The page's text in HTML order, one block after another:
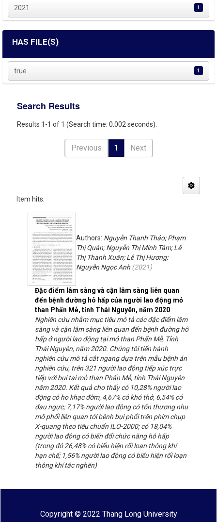
2021 1
HAS FILE(S)
true 1
Search Results
Results 1-1 of 1 (Search time: 0.002 seconds).
Previous 1 Next
Item hits:
Đặc điểm lâm sàng và cận lâm sàng liên quan
đến bệnh đường hô hấp của người lao động mỏ
than Phấn Mễ, tỉnh Thái Nguyên, năm 2020
Authors: Nguyễn Thanh Thảo; Phạm
Thị Quân; Nguyễn Thị Minh Tâm; Lê
Thị Thanh Xuân; Lê Thị Hương;
Nguyễn Ngọc Anh (2021)
Nghiên cứu nhằm mục tiêu mô tả các đặc điểm lâm
sàng và cận lâm sàng liên quan đến bệnh đường hô
hấp ở người lao động tại mỏ than Phấn Mễ, Tỉnh
Thái Nguyên, năm 2020. Chúng tôi tiến hành
nghiên cứu mô tả cắt ngang dựa trên mẫu bệnh án
nghiên cứu, trên 321 người lao động tiếp xúc trực
tiếp với bụi tại mỏ than Phấn Mễ, tỉnh Thái Nguyên
năm 2020. Kết quả cho thấy có 10,28% người lao
động có ho khạc đờm, 4,67% có khó thở, 6,54% có
đau ngực; 7,17% người lao động có tổn thương nhu
mô phổi liên quan tới bệnh bụi phổi trên phim chụp
X-quang theo tiêu chuẩn ILO-2000; có 18,04%
người lao động có biến đổi chức năng hô hấp
(trong đó 26,48% có biểu hiện rối loạn thông khí
hạn chế; 1,56% người lao động có biểu hiện rối loạn
thông khí tắc nghẽn)
Copyright © 2022 Thang Long University